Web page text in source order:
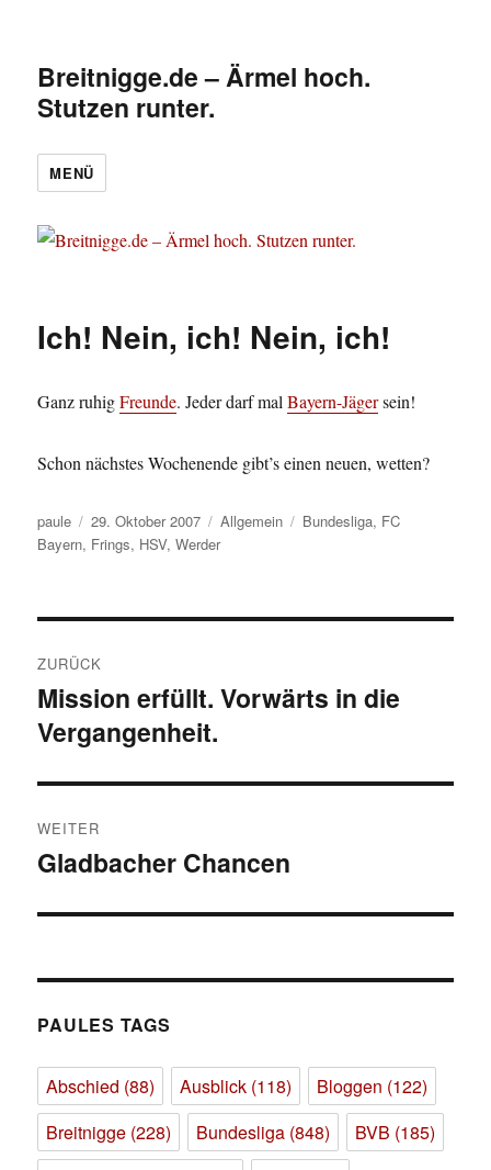
Breitnigge.de – Ärmel hoch.
Stutzen runter.
MENÜ
Ich! Nein, ich! Nein, ich!
Ganz ruhigFreunde. Jeder darf malBayern-Jägersein!
Schon nächstes Wochenende gibt’s einen neuen, wetten?
Autor
paule
Veröffentlicht
am
29. Oktober 2007 Kategorien
Allgemein Schlagwörter
Bundesliga, FC
Bayern, Frings, HSV,Werder
ZURÜCK
Vorheriger
Beitrag:
Mission erfüllt. Vorwärts in die
Vergangenheit.
WEITER
Nächster
Gladbacher Chancen
PAULES TAGS
Abschied (88) Ausblick (118) Bloggen (122)
Breitnigge (228) Bundesliga (848) BVB (185)